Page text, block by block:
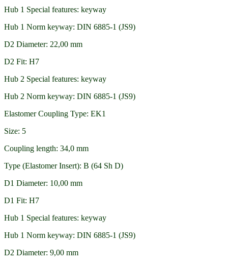
Hub 1 Special features: keyway
Hub 1 Norm keyway: DIN 6885-1 (JS9)
D2 Diameter: 22,00 mm
D2 Fit: H7
Hub 2 Special features: keyway
Hub 2 Norm keyway: DIN 6885-1 (JS9)
Elastomer Coupling Type: EK1
Size: 5
Coupling length: 34,0 mm
Type (Elastomer Insert): B (64 Sh D)
D1 Diameter: 10,00 mm
D1 Fit: H7
Hub 1 Special features: keyway
Hub 1 Norm keyway: DIN 6885-1 (JS9)
D2 Diameter: 9,00 mm